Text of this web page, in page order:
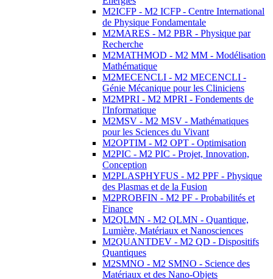
M2ICFP - M2 ICFP - Centre International
de Physique Fondamentale
M2MARES - M2 PBR - Physique par
Recherche
M2MATHMOD - M2 MM - Modélisation
Mathématique
M2MECENCLI - M2 MECENCLI -
Génie Mécanique pour les Cliniciens
M2MPRI - M2 MPRI - Fondements de
l'Informatique
M2MSV - M2 MSV - Mathématiques
pour les Sciences du Vivant
M2OPTIM - M2 OPT - Optimisation
M2PIC - M2 PIC - Projet, Innovation,
Conception
M2PLASPHYFUS - M2 PPF - Physique
des Plasmas et de la Fusion
M2PROBFIN - M2 PF - Probabilités et
Finance
M2QLMN - M2 QLMN - Quantique,
Lumière, Matériaux et Nanosciences
M2QUANTDEV - M2 QD - Dispositifs
Quantiques
M2SMNO - M2 SMNO - Science des
Matériaux et des Nano-Objets